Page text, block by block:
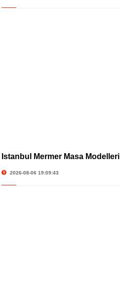
İstanbul Mermer Masa Modelleri
2026-08-06 19:09:43